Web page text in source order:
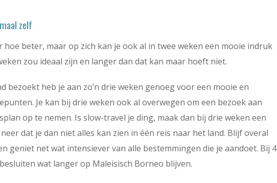
zelf
beter, maar op zich kan je ook al in twee weken een mooie indruk
zou ideaal zijn en langer dan dat kan maar hoeft niet.
bezoekt heb je aan zo’n drie weken genoeg voor een mooie en
Je kan bij drie weken ook al overwegen om een bezoek aan
op te nemen. Is slow-travel je ding, maak dan bij drie weken een
dat je dan niet alles kan zien in één reis naar het land. Blijf overal
geniet net wat intensiever van alle bestemmingen die je aandoet. Bij 4
wat langer op Maleisisch Borneo blijven.